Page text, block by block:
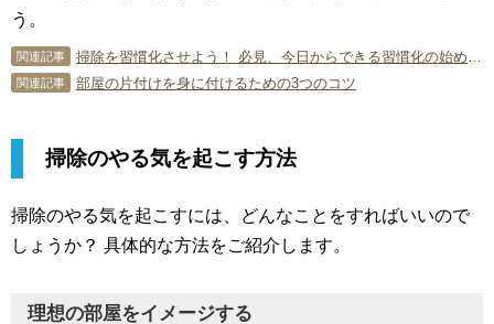
う。
関連記事
関連記事 部屋の片付けを身に付けるための3つのコツ
掃除のやる気を起こす方法
掃除のやる気を起こすには、どんなことをすればいいので
しょうか？ 具体的な方法をご紹介します。
理想の部屋をイメージする